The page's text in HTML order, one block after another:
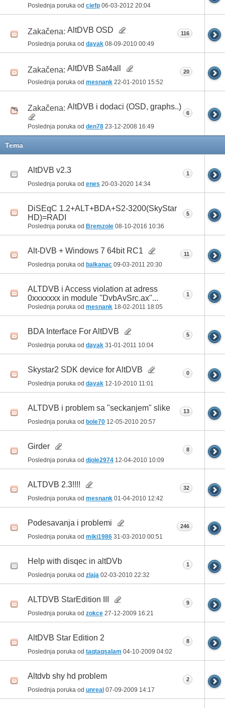
Poslednja poruka od ciefp 06-03-2012 20:04
Zakačena: AltDVB OSD
Poslednja poruka od dayak 08-09-2010 00:49
116
Zakačena: AltDVB Sat4all
Poslednja poruka od mesnank 22-01-2010 15:52
20
Zakačena: AltDVB i dodaci (OSD, graphs..)
Poslednja poruka od den78 23-12-2008 16:49
6
Tema
AltDVB v2.3
Poslednja poruka od enes 20-03-2020 14:34
1
DiSEqC 1.2+ALT+BDA+S2-3200(SkyStar
HD)=RADI
Poslednja poruka od Bremzole 08-10-2016 10:36
5
Alt-DVB + Windows 7 64bit RC1
Poslednja poruka od balkanac 09-03-2011 20:30
11
ALTDVB i Access violation at adress
0xxxxxxx in module ''DvbAvSrc.ax''...
Poslednja poruka od mesnank 18-02-2011 18:05
1
BDA Interface For AltDVB
Poslednja poruka od dayak 31-01-2011 10:04
5
Skystar2 SDK device for AltDVB
Poslednja poruka od dayak 12-10-2010 11:01
0
ALTDVB i problem sa "seckanjem" slike
Poslednja poruka od bole70 12-05-2010 20:57
13
Girder
Poslednja poruka od djole2974 12-04-2010 10:09
8
ALTDVB 2.3!!!!
Poslednja poruka od mesnank 01-04-2010 12:42
32
Podesavanja i problemi
Poslednja poruka od miki1986 31-03-2010 00:51
246
Help with disqec in altDVb
Poslednja poruka od zlaja 02-03-2010 22:32
1
ALTDVB StarEdition III
Poslednja poruka od zokce 27-12-2009 16:21
9
AltDVB Star Edition 2
Poslednja poruka od taqtaqsalam 04-10-2009 04:02
8
Altdvb shy hd problem
Poslednja poruka od unreal 07-09-2009 14:17
2